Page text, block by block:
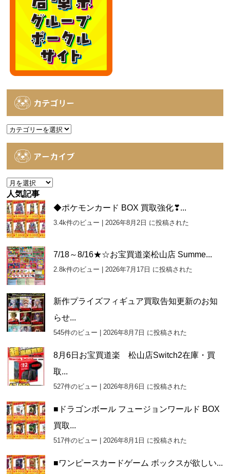
カテゴリー
カ
アーカイブ
ア
ー
カ
イ
ブ
人気記事
◆ポケモンカード BOX 買取強化❣...
3.4k件のビュー 2026年8月2日 に投稿された
7/18～8/16★☆お宝買道楽松山店 Summe...
2.8k件のビュー 2026年7月17日 に投稿された
新作プライズフィギュア買取告知更新のお知
らせ...
545件のビュー 2026年8月7日 に投稿された
8月6日お宝買道楽 松山店Switch2在庫・買
取...
527件のビュー 2026年8月6日 に投稿された
■ドラゴンボール フュージョンワールド BOX
買取...
517件のビュー 2026年8月1日 に投稿された
■ワンピースカードゲーム ボックスが欲しい...